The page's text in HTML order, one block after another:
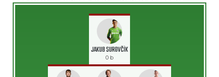
JAKUB SUROVČÍK
0 b